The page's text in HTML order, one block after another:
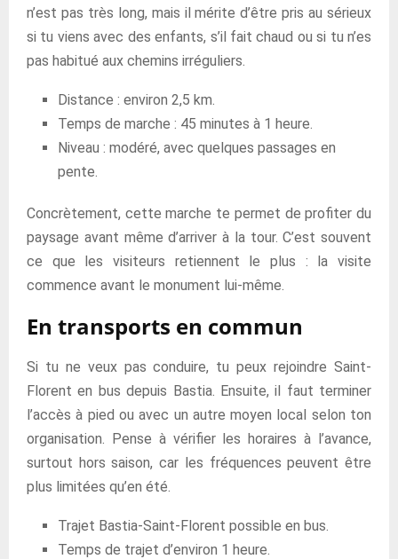
n’est pas très long, mais il mérite d’être pris au sérieux
si tu viens avec des enfants, s’il fait chaud ou si tu n’es
pas habitué aux chemins irréguliers.
Distance : environ 2,5 km.
Temps de marche : 45 minutes à 1 heure.
Niveau : modéré, avec quelques passages en
pente.
Concrètement, cette marche te permet de profiter du
paysage avant même d’arriver à la tour. C’est souvent
ce que les visiteurs retiennent le plus : la visite
commence avant le monument lui-même.
En transports en commun
Si tu ne veux pas conduire, tu peux rejoindre Saint-
Florent en bus depuis Bastia. Ensuite, il faut terminer
l’accès à pied ou avec un autre moyen local selon ton
organisation. Pense à vérifier les horaires à l’avance,
surtout hors saison, car les fréquences peuvent être
plus limitées qu’en été.
Trajet Bastia-Saint-Florent possible en bus.
Temps de trajet d’environ 1 heure.